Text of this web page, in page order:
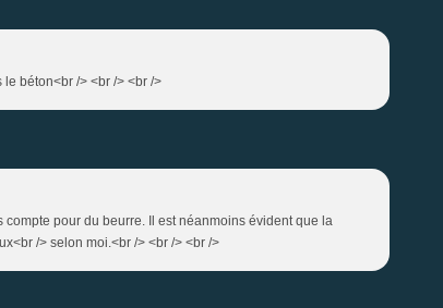
béton<br /> <br /> <br />
pour du beurre. Il est néanmoins évident que la
/> selon moi.<br /> <br /> <br />